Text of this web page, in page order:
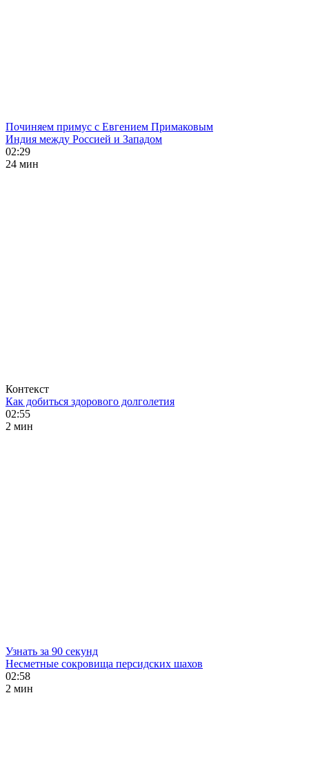
Починяем примус с Евгением Примаковым
Индия между Россией и Западом
02:29
24 мин
Контекст
Как добиться здорового долголетия
02:55
2 мин
Узнать за 90 секунд
Несметные сокровища персидских шахов
02:58
2 мин